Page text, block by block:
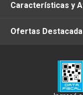
Características y
Ofertas